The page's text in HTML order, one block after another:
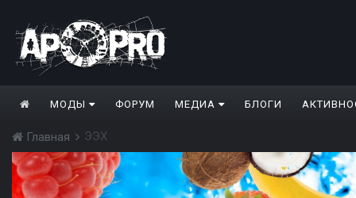
МОДЫ ФОРУМ МЕДИА БЛОГИ
Главная ЭЭХ